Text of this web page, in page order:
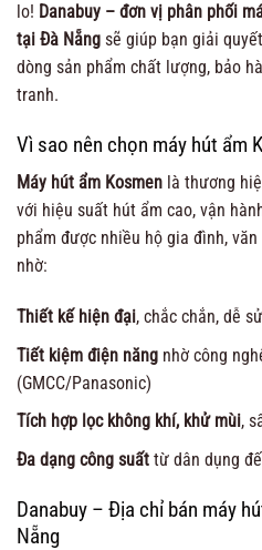
lo! Danabuy – đơn vị phân phối
tại Đà Nẵng sẽ giúp bạn giải
dòng sản phẩm chất lượng, bảo
tranh.
Vì sao nên chọn máy hút ẩm
Máy hút ẩm Kosmen là thương
với hiệu suất hút ẩm cao, vận
phẩm được nhiều hộ gia đình,
nhờ:
Thiết kế hiện đại, chắc chắn, dễ
Tiết kiệm điện năng nhờ công
(GMCC/Panasonic)
Tích hợp lọc không khí, khử mùi,
Đa dạng công suất từ dân dụng
Danabuy – Địa chỉ bán máy
Nẵng